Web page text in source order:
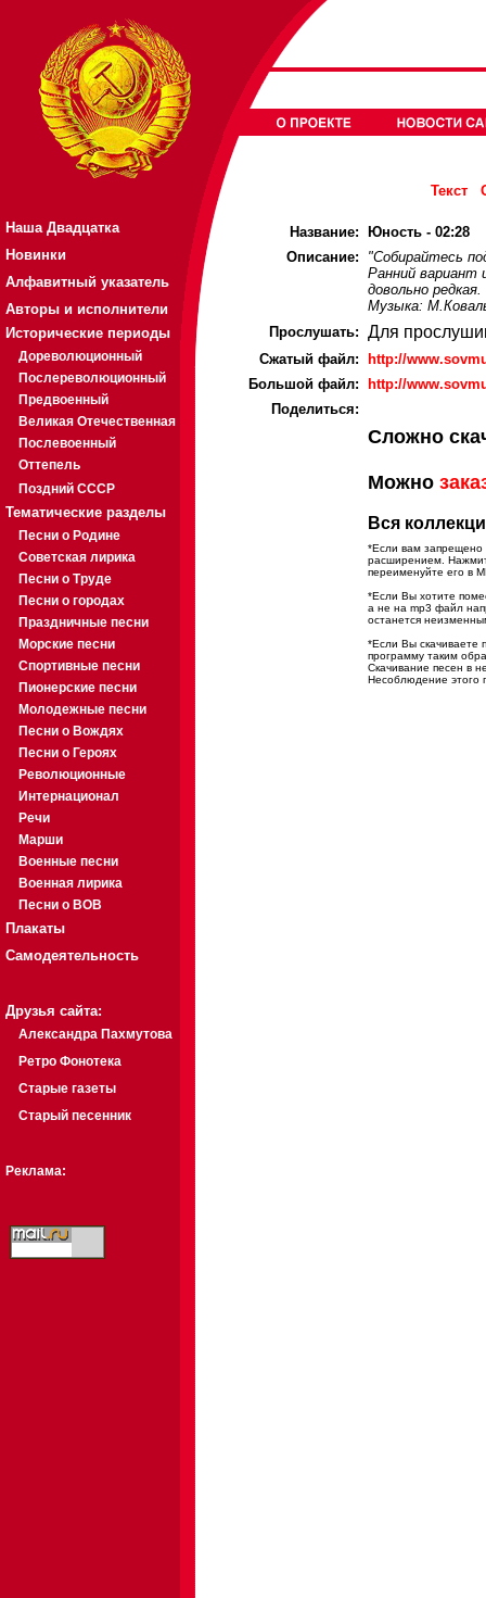
Наша Двадцатка
Новинки
Алфавитный указатель
Авторы и исполнители
Исторические периоды
Дореволюционный
Послереволюционный
Предвоенный
Великая Отечественная
Послевоенный
Оттепель
Поздний СССР
Тематические разделы
Песни о Родине
Советская лирика
Песни о Труде
Песни о городах
Праздничные песни
Морские песни
Спортивные песни
Пионерские песни
Молодежные песни
Песни о Вождях
Песни о Героях
Революционные
Интернационал
Речи
Марши
Военные песни
Военная лирика
Песни о ВОВ
Плакаты
Самодеятельность
Друзья сайта:
Александра Пахмутова
Ретро Фонотека
Старые газеты
Старый песенник
Реклама:
Текст
Название:
Юность - 02:28
Описание:
"Собирайтесь
Ранний вариант
довольно редкая.
Музыка:
Прослушать: Для
Cжатый файл:
http://
Большой файл:
http://
Поделиться:
Сложно
Можно
Вся
*Если вам запрещено
расширением.
переименуйте его в
*Если Вы хотите
а не на mp3 файл
останется
*Если Вы скачиваете
программу таким
Скачивание песен в
Несоблюдение этого